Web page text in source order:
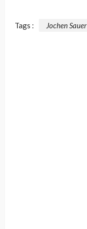
Tags : Jochen Sauer